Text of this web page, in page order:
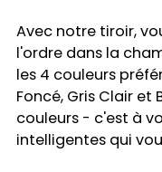
Avec notre tiroir,
l'ordre dans la
les 4 couleurs
Foncé, Gris Clair et
couleurs - c'est à
intelligentes qui